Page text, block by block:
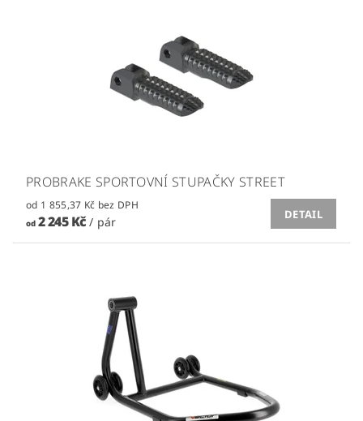
PROBRAKE SPORTOVNÍ STUPAČKY STREET
od 1 855,37 Kč bez DPH
od2 245 Kč/ pár
DETAIL